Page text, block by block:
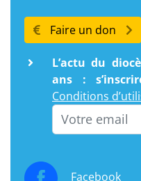
Faire un don
L’actu du
ans :
Conditions
Email
Facebook